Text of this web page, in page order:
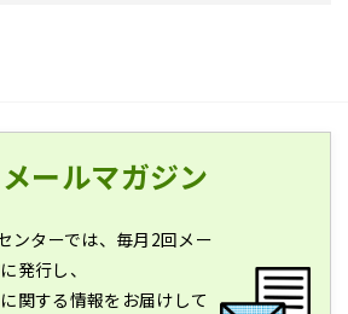
メールマガジン
ンターでは、毎月2回メー
発行し、
関する情報をお届けして